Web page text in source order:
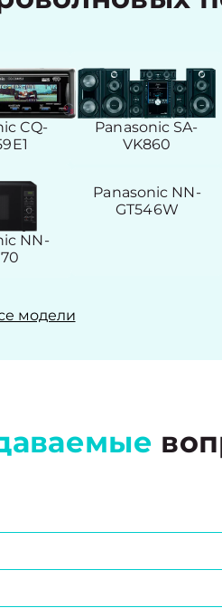
CQ-
Panasonic SA-
VK860
NN-
Panasonic NN-
GT546W
модели